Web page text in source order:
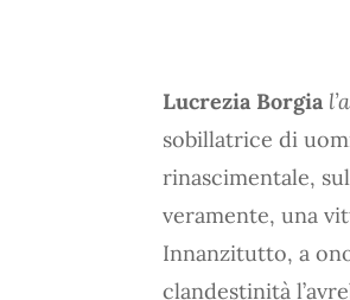
Lucrezia Borgia
sobillatrice di
rinascimentale,
veramente, una
Innanzitutto, a
clandestinità